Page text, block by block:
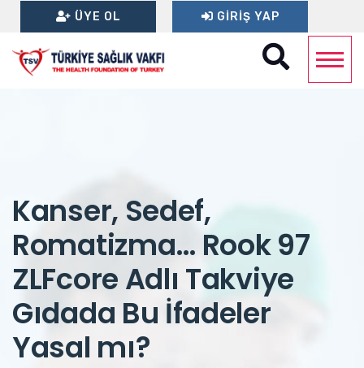
ÜYE OL GIRIŞ YAP
Kanser, Sedef,
Romatizma… Rook 97
ZLFcore Adlı Takviye
Gıdada Bu İfadeler
Yasal mı?